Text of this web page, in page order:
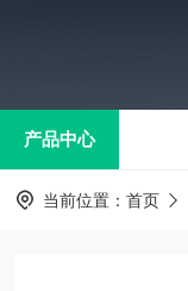
产品中心
当前位置： 首页